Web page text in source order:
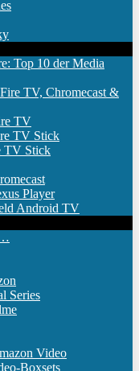
Top 10 der Media
TV, Chromecast &
TV
TV Stick
TV Stick
Player
Android TV
…
Series
Video
Boxsets